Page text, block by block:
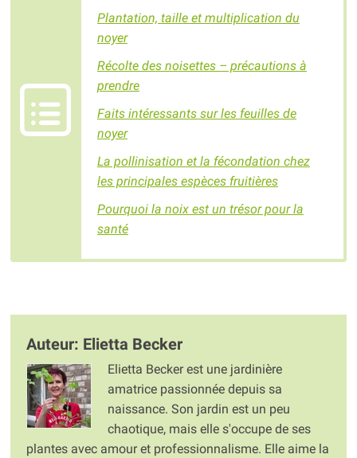
Plantation, taille et multiplication du
noyer
Récolte des noisettes – précautions à
prendre
Faits intéressants sur les feuilles de
noyer
La pollinisation et la fécondation chez
les principales espèces fruitières
Pourquoi la noix est un trésor pour la
santé
Auteur: Elietta Becker
Elietta Becker est une jardinière
amatrice passionnée depuis sa
naissance. Son jardin est un peu
chaotique, mais elle s'occupe de ses
plantes avec amour et professionnalisme. Elle aime la